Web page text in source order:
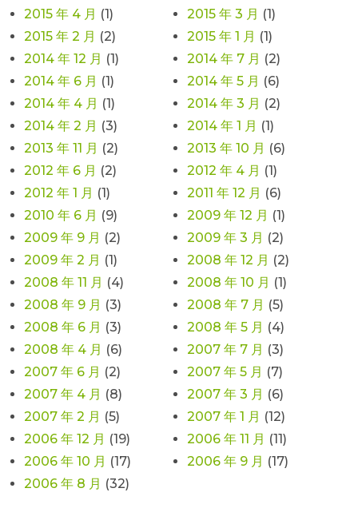
2015 年 4 月 (1) 2015 年 3 月 (1)
2015 年 2 月 (2) 2015 年 1 月 (1)
2014 年 12 月 (1) 2014 年 7 月 (2)
2014 年 6 月 (1) 2014 年 5 月 (6)
2014 年 4 月 (1) 2014 年 3 月 (2)
2014 年 2 月 (3) 2014 年 1 月 (1)
2013 年 11 月 (2) 2013 年 10 月 (6)
2012 年 6 月 (2) 2012 年 4 月 (1)
2012 年 1 月 (1) 2011 年 12 月 (6)
2010 年 6 月 (9) 2009 年 12 月 (1)
2009 年 9 月 (2) 2009 年 3 月 (2)
2009 年 2 月 (1) 2008 年 12 月 (2)
2008 年 11 月 (4) 2008 年 10 月 (1)
2008 年 9 月 (3) 2008 年 7 月 (5)
2008 年 6 月 (3) 2008 年 5 月 (4)
2008 年 4 月 (6) 2007 年 7 月 (3)
2007 年 6 月 (2) 2007 年 5 月 (7)
2007 年 4 月 (8) 2007 年 3 月 (6)
2007 年 2 月 (5) 2007 年 1 月 (12)
2006 年 12 月 (19) 2006 年 11 月 (11)
2006 年 10 月 (17) 2006 年 9 月 (17)
2006 年 8 月 (32)